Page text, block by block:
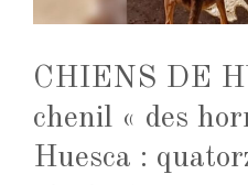
CHIENS DE
chenil « des
Huesca :